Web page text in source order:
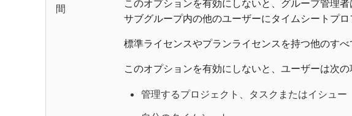
間
このオプションを有効にしないと、グループ管理
サブグループ内の他のユーザーにタイムシートプ
標準ライセンスやプランライセンスを持つ他のす
このオプションを有効にしないと、ユーザーは次
管理するプロジェクト、タスクまたはイシュー